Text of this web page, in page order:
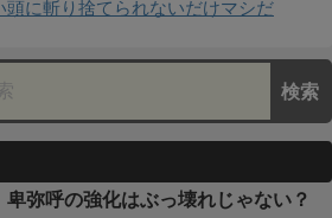
に斬り捨てられないだけマシだ
卑弥呼の強化はぶっ壊れじゃない？